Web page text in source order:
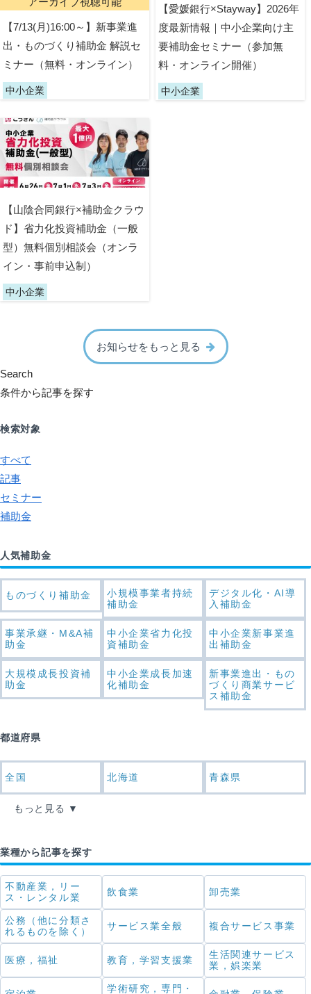
【7/13(月)16:00～】新事業進
出・ものづくり補助金 解説セ
ミナー（無料・オンライン）
中小企業
【愛媛銀行×Stayway】2026年
度最新情報｜中小企業向け主
要補助金セミナー（参加無
料・オンライン開催）
中小企業
【山陰合同銀行×補助金クラウ
ド】省力化投資補助金（一般
型）無料個別相談会（オンラ
イン・事前申込制）
中小企業
お知らせをもっと見る
Search
条件から記事を探す
検索対象
すべて
記事
セミナー
補助金
人気補助金
ものづくり補助金
小規模事業者持続
補助金
デジタル化・AI導
入補助金
事業承継・M&A補
助金
中小企業省力化投
資補助金
中小企業新事業進
出補助金
大規模成長投資補
助金
中小企業成長加速
化補助金
新事業進出・もの
づくり商業サービ
ス補助金
都道府県
全国 北海道 青森県
もっと見る
業種から記事を探す
不動産業，リー
ス・レンタル業
飲食業 卸売業
公務（他に分類さ
れるものを除く）
サービス業全般 複合サービス事業
医療，福祉 教育，学習支援業
生活関連サービス
業，娯楽業
学術研究，専門・